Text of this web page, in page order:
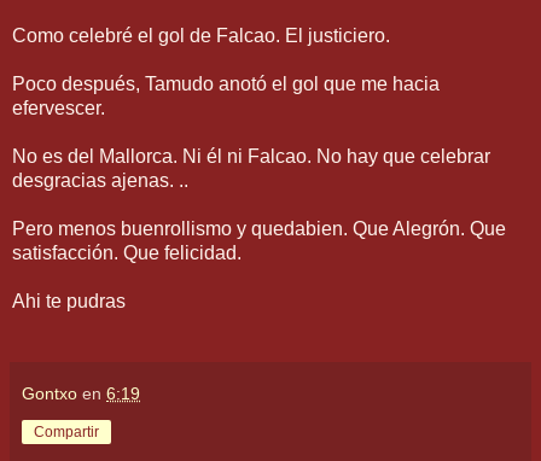
Como celebré el gol de Falcao. El justiciero.
Poco después, Tamudo anotó el gol que me hacia
efervescer.
No es del Mallorca. Ni él ni Falcao. No hay que celebrar
desgracias ajenas. ..
Pero menos buenrollismo y quedabien. Que Alegrón. Que
satisfacción. Que felicidad.
Ahi te pudras
Gontxo en 6:19
Compartir